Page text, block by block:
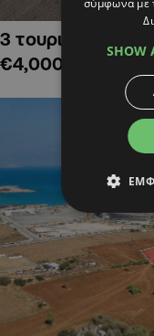
3 τουριστικά
€4,000,000
σύμφωνα με
SHOW